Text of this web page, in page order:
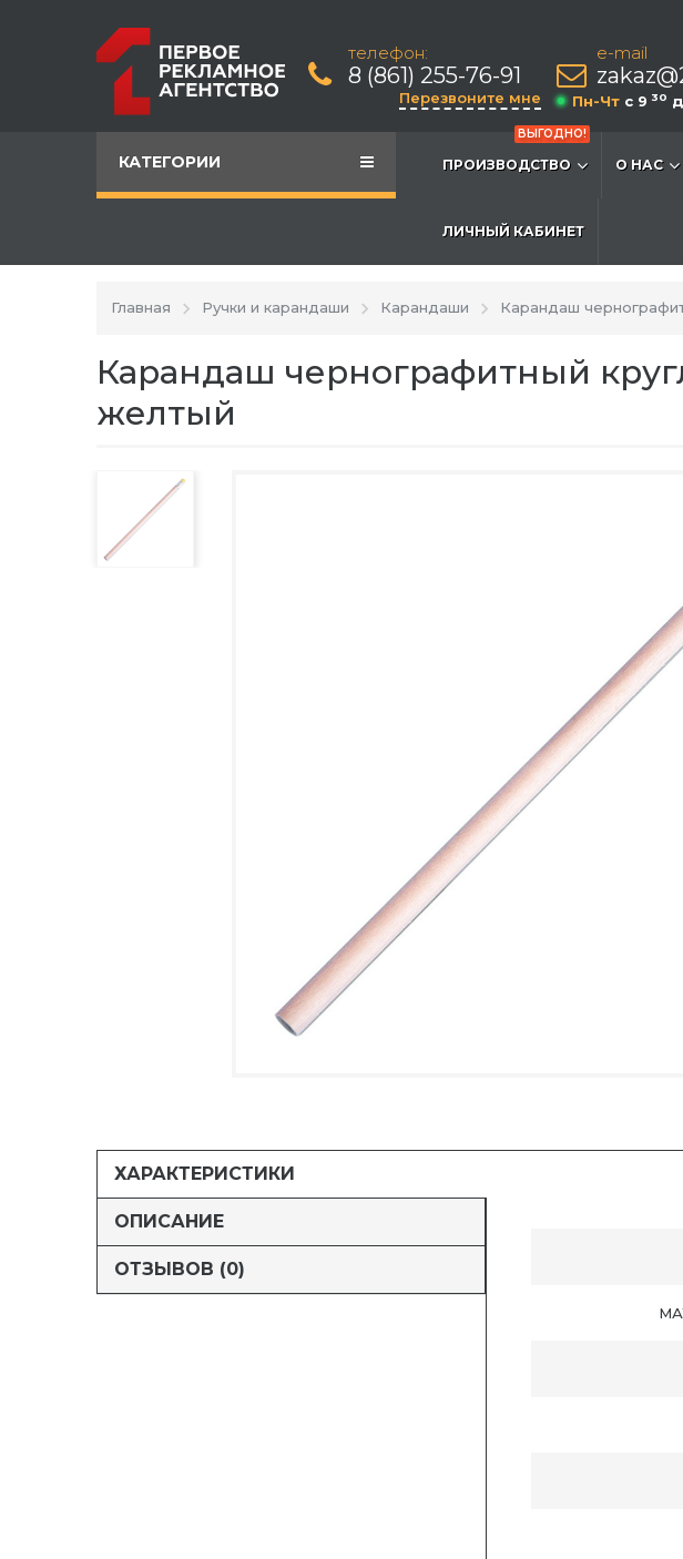
телефон:
8 (861) 255-76-91
Перезвоните мне
e-mail
Пн-Чт c 9 30
КАТЕГОРИИ
ВЫГОДНО!
ПРОИЗВОДСТВО О НАС
ЛИЧНЫЙ КАБИНЕТ
Главная Ручки и карандаши Карандаши Карандаш
Карандаш чернографитный
желтый
ХАРАКТЕРИСТИКИ
ОПИСАНИЕ
ОТЗЫВОВ (0)